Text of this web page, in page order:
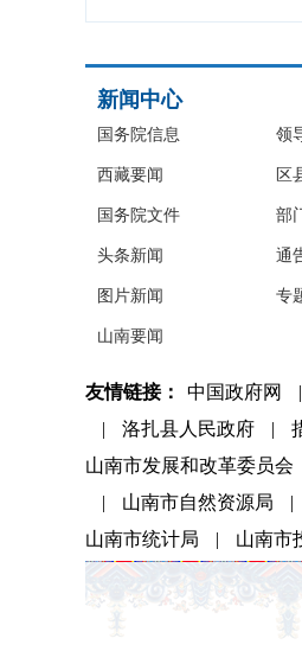
新闻中心
国务院信息
西藏要闻
国务院文件
头条新闻
图片新闻
山南要闻
领
区
部
通
专
友情链接： 中国政府网 |
|
洛扎县人民政府 |
山南市发展和改革委员会
|
山南市自然资源局 |
山南市统计局
| 山南市